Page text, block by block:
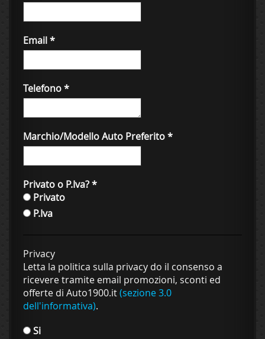
Email*
Telefono*
Marchio/Modello Auto Preferito*
Privato o P.Iva?*
Privato
P.Iva
Privacy
Letta la politica sulla privacy do il consenso a
ricevere tramite email promozioni, sconti ed
offerte di Auto1900.it(sezione 3.0
dell'informativa).
Si